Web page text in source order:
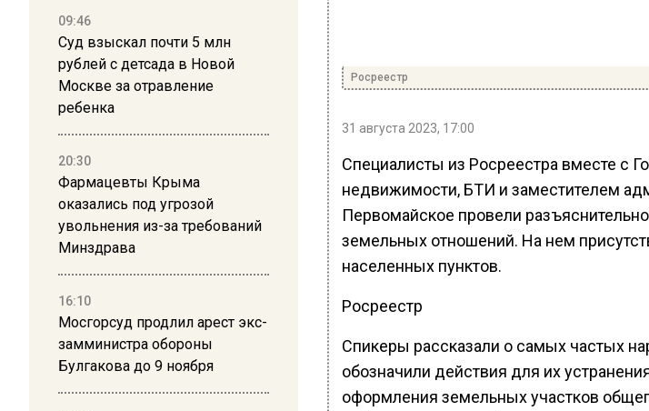
09:46
Суд взыскал почти 5 млн
рублей с детсада в Новой
Москве за отравление
ребенка
20:30
Фармацевты Крыма
оказались под угрозой
увольнения из-за требований
Минздрава
16:10
Мосгорсуд продлил арест экс-
замминистра обороны
Булгакова до 9 ноября
Росреестр
31 августа 2023, 17:00
Специалисты из Росреестра вместе с
недвижимости, БТИ и заместителем
Первомайское провели
земельных отношений. На нем
населенных пунктов.
Росреестр
Спикеры рассказали о самых частых
обозначили действия для их
оформления земельных участков